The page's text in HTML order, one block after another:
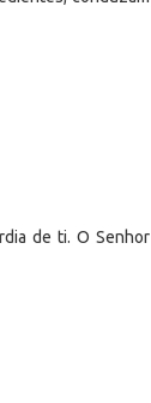
de ti. O Senhor